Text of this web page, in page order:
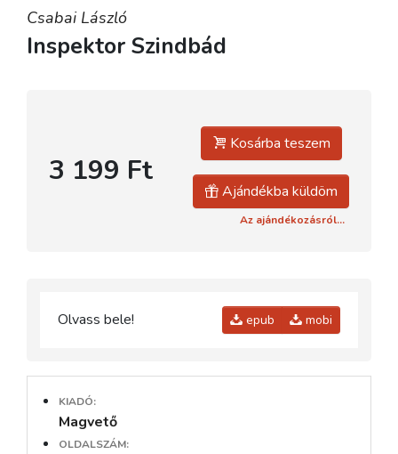
Csabai László
Inspektor Szindbád
3 199 Ft
Kosárba teszem
Ajándékba küldöm
Az ajándékozásról...
Olvass bele! epub mobi
KIADÓ:
Magvető
OLDALSZÁM: